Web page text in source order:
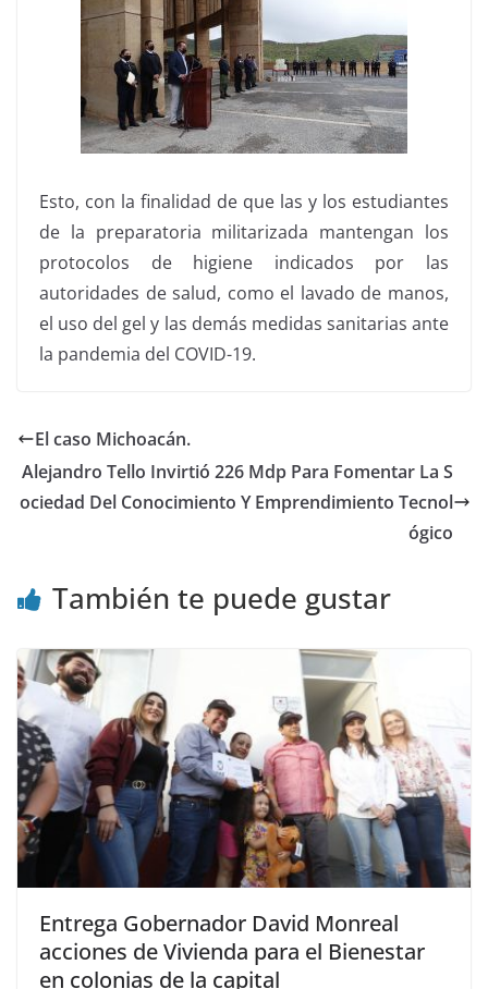
Esto, con la finalidad de que las y los estudiantes
de la preparatoria militarizada mantengan los
protocolos de higiene indicados por las
autoridades de salud, como el lavado de manos,
el uso del gel y las demás medidas sanitarias ante
la pandemia del COVID-19.
El caso Michoacán.
Alejandro Tello Invirtió 226 Mdp Para Fomentar La S
ociedad Del Conocimiento Y Emprendimiento Tecnol
ógico
También te puede gustar
Entrega Gobernador David Monreal
acciones de Vivienda para el Bienestar
en colonias de la capital